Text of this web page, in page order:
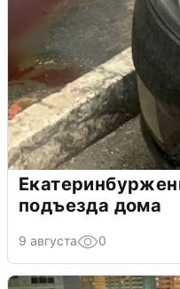
подъезда дома
9 августа 0